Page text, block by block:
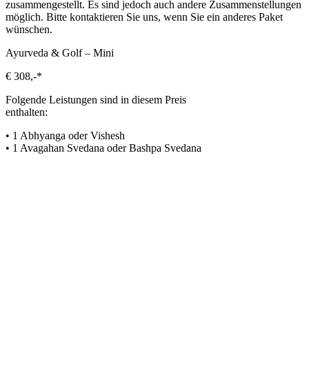
zusammengestellt. Es sind jedoch auch andere Zusammenstellungen
möglich. Bitte kontaktieren Sie uns, wenn Sie ein anderes Paket
wünschen.
Ayurveda & Golf – Mini
€ 308,-*
Folgende Leistungen sind in diesem Preis
enthalten:
• 1 Abhyanga oder Vishesh
• 1 Avagahan Svedana oder Bashpa Svedana